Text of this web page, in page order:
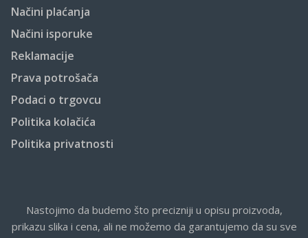
Načini plaćanja
Načini isporuke
Reklamacije
Prava potrošača
Podaci o trgovcu
Politika kolačića
Politika privatnosti
Nastojimo da budemo što precizniji u opisu proizvoda,
prikazu slika i cena, ali ne možemo da garantujemo da su sve